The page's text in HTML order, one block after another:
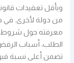
وبأقل تعقيدات
من دولة لأخرى. في
معرفته حول شروط
الطلب، أسباب
تضمن أعلى نسبة